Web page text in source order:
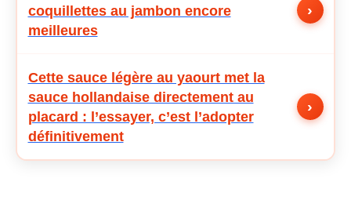
coquillettes au jambon encore
meilleures
›
Cette sauce légère au yaourt met la
sauce hollandaise directement au
placard : l’essayer, c’est l’adopter
définitivement
›